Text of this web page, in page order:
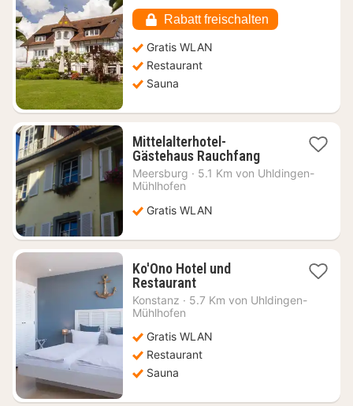
€
Rabatt freischalten
Gratis WLAN
Restaurant
Sauna
Mittelalterhotel-
Gästehaus Rauchfang1
Nacht
Meersburg · 5.1 Km von Uhldingen-
Mühlhofen
Gratis WLAN
Ko'Ono Hotel und
Restaurant1
Nacht
€
Konstanz · 5.7 Km von Uhldingen-
Mühlhofen
Gratis WLAN
Restaurant
Sauna